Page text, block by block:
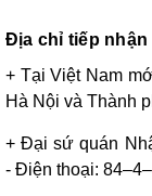
Địa chỉ tiếp
+ Tại Việt Nam
Hà Nội và Thành
+ Đại sứ quán
- Điện thoại: